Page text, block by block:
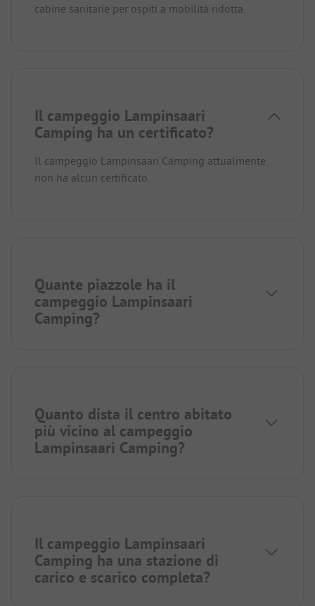
cabine sanitarie per ospiti a mobilità ridotta.
Il campeggio Lampinsaari
Camping ha un certificato?
Il campeggio Lampinsaari Camping attualmente
non ha alcun certificato.
Quante piazzole ha il
campeggio Lampinsaari
Camping?
Quanto dista il centro abitato
più vicino al campeggio
Lampinsaari Camping?
Il campeggio Lampinsaari
Camping ha una stazione di
carico e scarico completa?